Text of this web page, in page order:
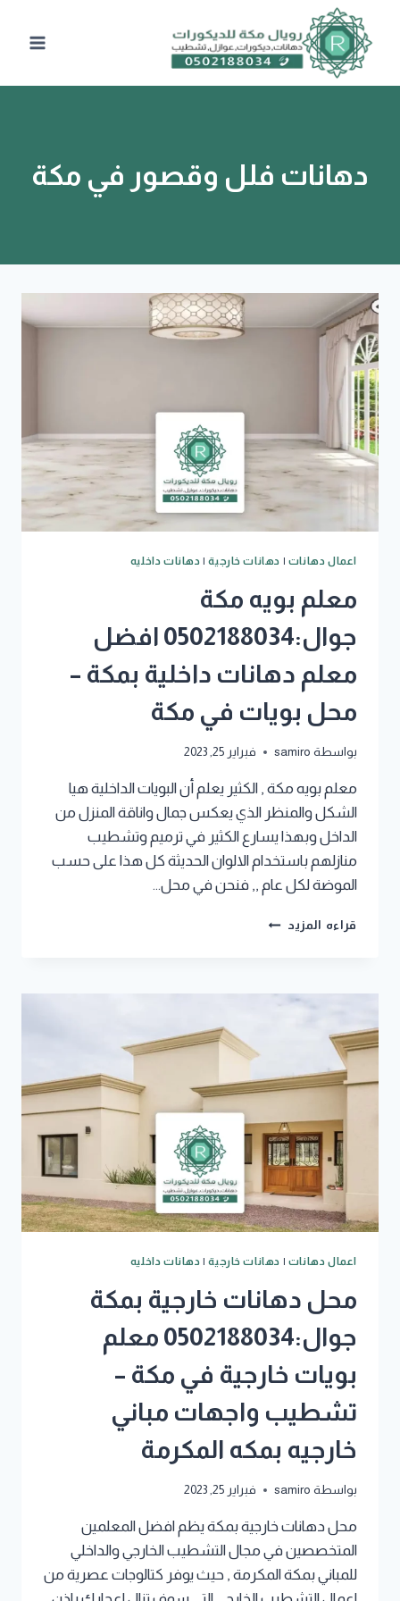
المحتوى
دهانات فلل وقصور في مكة
اعمال دهانات | دهانات خارجية| دهانات داخليه
معلم بويه مكة
جوال:0502188034 افضل
معلم دهانات داخلية بمكة –
محل بويات في مكة
بواسطة samiro فبراير 25, 2023
معلم بويه مكة , الكثير يعلم أن البويات الداخلية هيا
الشكل والمنظر الذي يعكس جمال واناقة المنزل من
الداخل وبهذا يسارع الكثير في ترميم وتشطيب
منازلهم باستخدام الالوان الحديثة كل هذا على حسب
الموضة لكل عام ,, فنحن في محل…
قراءه المزيد معلم
افضل
داخلية
–
بويات
في
مكة
اعمال دهانات | دهانات خارجية| دهانات داخليه
محل دهانات خارجية بمكة
جوال:0502188034 معلم
بويات خارجية في مكة –
تشطيب واجهات مباني
خارجيه بمكه المكرمة
بواسطة samiro فبراير 25, 2023
محل دهانات خارجية بمكة يظم افضل المعلمين
المتخصصين في مجال التشطيب الخارجي والداخلي
للمباني بمكة المكرمة , حيث يوفر كتالوجات عصرية من